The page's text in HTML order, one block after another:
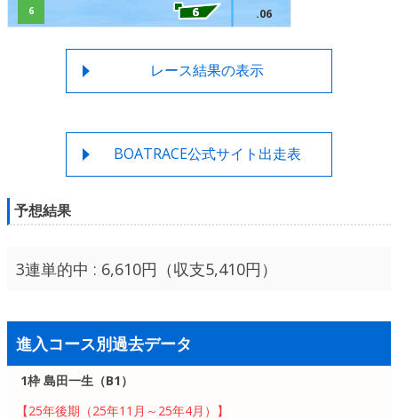
6 .06
レース結果の表示
BOATRACE公式サイト出走表
予想結果
3連単的中 : 6,610円（収支5,410円）
進入コース別過去データ
1枠 島田一生（B1）
【25年後期（25年11月～25年4月）】